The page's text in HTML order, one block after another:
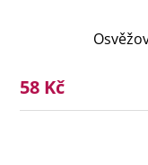
58 Kč